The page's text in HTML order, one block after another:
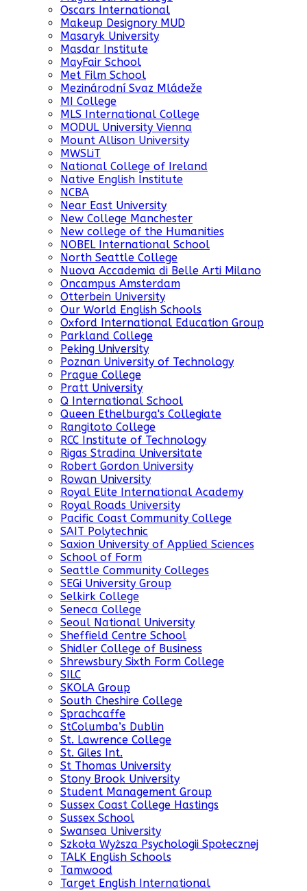
Oscars International
Makeup Designory MUD
Masaryk University
Masdar Institute
MayFair School
Met Film School
Mezinárodní Svaz Mládeže
MI College
MLS International College
MODUL University Vienna
Mount Allison University
MWSLiT
National College of Ireland
Native English Institute
NCBA
Near East University
New College Manchester
New college of the Humanities
NOBEL International School
North Seattle College
Nuova Accademia di Belle Arti Milano
Oncampus Amsterdam
Otterbein University
Our World English Schools
Oxford International Education Group
Parkland College
Peking University
Poznan University of Technology
Prague College
Pratt University
Q International School
Queen Ethelburga's Collegiate
Rangitoto College
RCC Institute of Technology
Rigas Stradina Universitate
Robert Gordon University
Rowan University
Royal Elite International Academy
Royal Roads University
Pacific Coast Community College
SAIT Polytechnic
Saxion University of Applied Sciences
School of Form
Seattle Community Colleges
SEGi University Group
Selkirk College
Seneca College
Seoul National University
Sheffield Centre School
Shidler College of Business
Shrewsbury Sixth Form College
SILC
SKOLA Group
South Cheshire College
Sprachcaffe
StColumba’s Dublin
St. Lawrence College
St. Giles Int.
St Thomas University
Stony Brook University
Student Management Group
Sussex Coast College Hastings
Sussex School
Swansea University
Szkoła Wyższa Psychologii Społecznej
TALK English Schools
Tamwood
Target English International